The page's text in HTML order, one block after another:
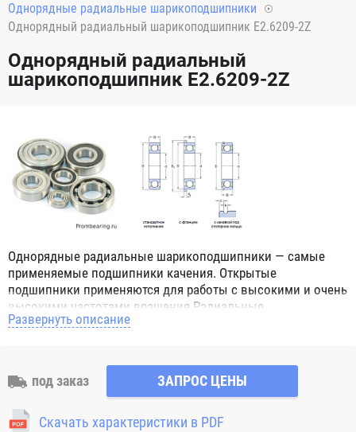
Однорядные радиальные шарикоподшипники
Однорядный радиальный шарикоподшипник E2.6209-2Z
Однорядный радиальный
шарикоподшипник E2.6209-2Z
Однорядные радиальные шарикоподшипники — самые
применяемые подшипники качения. Открытые
подшипники применяются для работы с высокими и очень
высокими частотами вращения.Радиальные
шарикоподшипники обозначением 2Z ZZ с обеих сторон
обозначением 2RS 2RS1 2RSH 2RSR имеют с обеих сторон
контактные уплотнения из бутадиен-нитрильного каучука
(NBR) и пригодны для средних частот вращения. Также
поставляются подшипники с бесконтактными
Развернуть описание
под заказ ЗАПРОС ЦЕНЫ
Скачать характеристики в PDF